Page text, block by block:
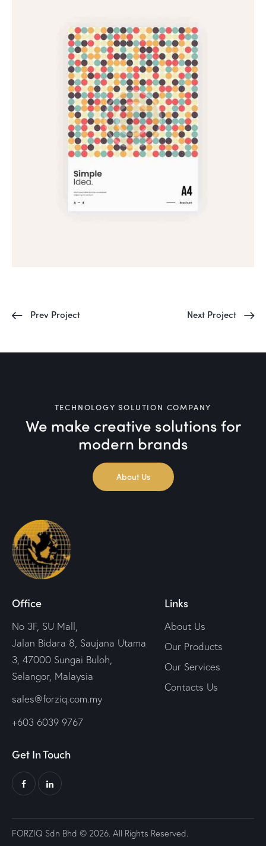
Prev Project Next Project
TECHNOLOGY SOLUTION COMPANY
We make creative solutionsfor
modern brands
About Us
Office
No 3F, SU Mall,
Jalan Bidara 8, Saujana Utama
3, 47000 Sungai Buloh,
Selangor, Malaysia
sales@forziq.com.my
+603 6039 9767
Links
About Us
Our Products
Our Services
Contacts Us
Get In Touch
FORZIQ Sdn Bhd © 2026. All Rights Reserved.